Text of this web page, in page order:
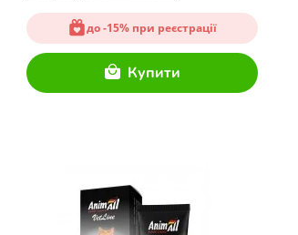
до -15% при реєстрації
Купити